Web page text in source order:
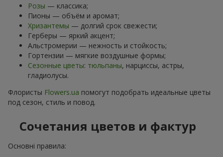
Розы — классика;
Пионы — объём и аромат;
Хризантемы — долгий срок свежести;
Герберы — яркий акцент;
Альстромерии — нежность и стойкость;
Гортензии — мягкие воздушные формы;
Сезонные цветы: тюльпаны, нарциссы, астры,
гладиолусы.
Флористы Flowers.ua помогут подобрать идеальные цветы
под сезон, стиль и повод.
Сочетания цветов и фактур
Основні правила: